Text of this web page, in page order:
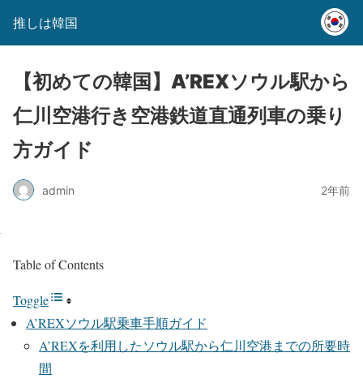
推しは韓国
【初めての韓国】A’REXソウル駅から
仁川空港行き空港鉄道直通列車の乗り
方ガイド
admin 2年前
Table of Contents
Toggle
A’REXソウル駅乗車手順ガイド
A’REXを利用したソウル駅から仁川空港までの所要時
間